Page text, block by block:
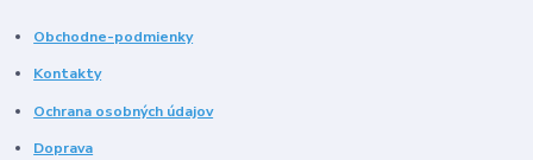
Obchodne-podmienky
Kontakty
Ochrana osobných údajov
Doprava